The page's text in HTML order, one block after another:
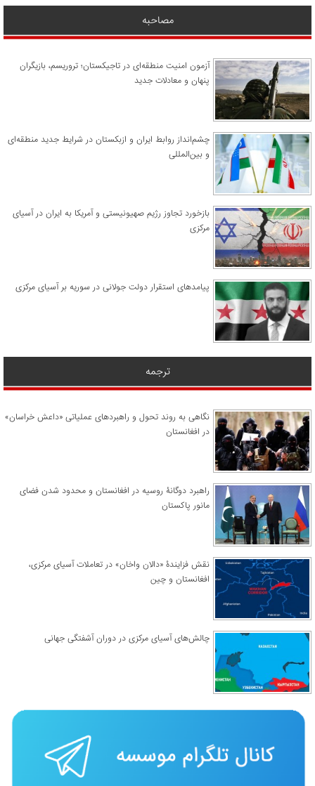
مصاحبه
آزمون امنیت منطقه‌ای در تاجیکستان؛ تروریسم، بازیگران
پنهان و معادلات جدید
چشم‌انداز روابط ایران و ازبکستان در شرایط جدید منطقه‌ای
و بین‌المللی
​بازخورد تجاوز رژیم صهیونیستی و آمریکا به ایران در آسیای
مرکزی
پیامدهای استقرار دولت جولانی در سوریه بر آسیای مرکزی
ترجمه
نگاهی به روند تحول و راهبردهای عملیاتی «داعش خراسان»
در افغانستان
راهبرد دوگانۀ روسیه در افغانستان و محدود شدن فضای
مانور پاکستان
نقش فزایندۀ «دالان واخان» در تعاملات آسیای مرکزی،
افغانستان و چین
چالش‌های آسیای مرکزی در دوران آشفتگی جهانی